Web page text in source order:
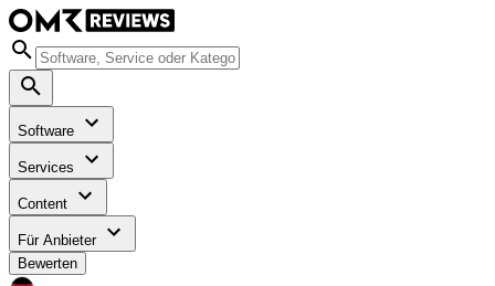
Software
Services
Content
Für Anbieter
Bewerten